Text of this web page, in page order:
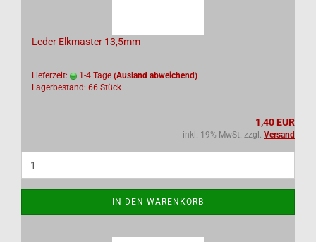
Leder Elkmaster 13,5mm
Lieferzeit: 1-4 Tage (Ausland abweichend)
Lagerbestand: 66 Stück
1,40 EUR
inkl. 19% MwSt. zzgl. Versand
IN DEN WARENKORB